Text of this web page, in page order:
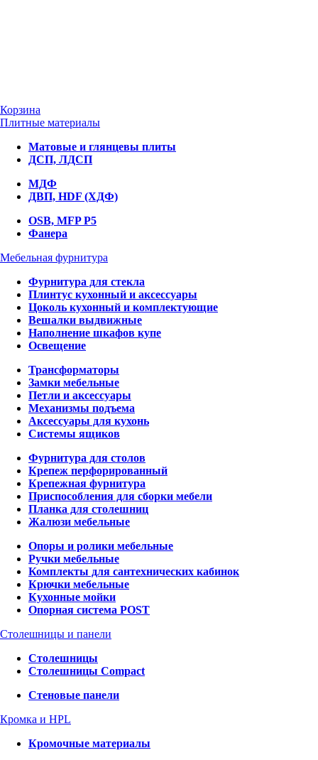
Корзина
Плитные материалы
Матовые и глянцевы плиты
ДСП, ЛДСП
МДФ
ДВП, HDF (ХДФ)
OSB, MFP P5
Фанера
Мебельная фурнитура
Фурнитура для стекла
Плинтус кухонный и аксессуары
Цоколь кухонный и комплектующие
Вешалки выдвижные
Наполнение шкафов купе
Освещение
Трансформаторы
Замки мебельные
Петли и аксессуары
Механизмы подъема
Аксессуары для кухонь
Системы ящиков
Фурнитура для столов
Крепеж перфорированный
Крепежная фурнитура
Приспособления для сборки мебели
Планка для столешниц
Жалюзи мебельные
Опоры и ролики мебельные
Ручки мебельные
Комплекты для сантехнических кабинок
Крючки мебельные
Кухонные мойки
Опорная система POST
Столешницы и панели
Столешницы
Столешницы Compact
Стеновые панели
Кромка и HPL
Кромочные материалы